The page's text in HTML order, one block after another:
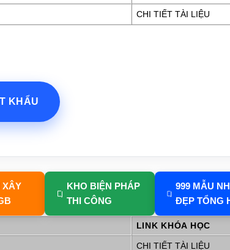
CHI TIẾT TÀI LIỆU
KHẨU
XÂY
KHO BIỆN PHÁP
THI CÔNG
999 MẪU
ĐẸP TỔNG
LINK KHÓA HỌC
CHI TIẾT TÀI LIỆU